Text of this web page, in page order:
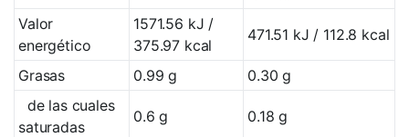
Valor
energético
1571.56 kJ /
375.97 kcal
471.51 kJ / 112.8 kcal
Grasas 0.99 g
0.30 g
de las cuales
saturadas
0.6 g 0.18 g